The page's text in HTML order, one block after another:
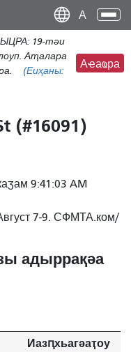
19-тәи
Аҭалара
(Еиҳаны:
Аҽаҩра
(#16091)
9:41:03 AM
7-9. СФМТА.ком/
адыррақәа
Иазԥхьагәаҭоу